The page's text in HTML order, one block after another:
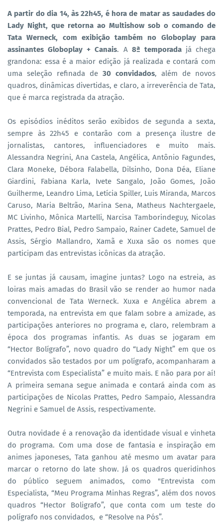
A partir do dia 14, às 22h45, é hora de matar as saudades do
Lady Night, que retorna ao Multishow sob o comando de
Tata Werneck, com exibição também no Globoplay para
assinantes Globoplay + Canais. A8ª temporada já chega
grandona: essa é a maior edição já realizada e contará com
uma seleção refinada de 30 convidados, além de novos
quadros, dinâmicas divertidas, e claro, a irreverência de Tata,
que é marca registrada da atração.
Os episódios inéditos serão exibidos de segunda a sexta,
sempre às 22h45 e contarão com a presença ilustre de
jornalistas, cantores, influenciadores e muito mais.
Alessandra Negrini, Ana Castela, Angélica, Antônio Fagundes,
Clara Moneke, Débora Falabella, Dilsinho, Dona Déa, Eliane
Giardini, Fabiana Karla, Ivete Sangalo, João Gomes, João
Guilherme, Leandro Lima, Letícia Spiller, Luis Miranda, Marcos
Caruso, Maria Beltrão, Marina Sena, Matheus Nachtergaele,
MC Livinho, Mônica Martelli, Narcisa Tamborindeguy, Nicolas
Prattes, Pedro Bial, Pedro Sampaio, Rainer Cadete, Samuel de
Assis, Sérgio Mallandro, Xamã e Xuxa são os nomes que
participam das entrevistas icônicas da atração.
E se juntas já causam, imagine juntas? Logo na estreia, as
loiras mais amadas do Brasil vão se render ao humor nada
convencional de Tata Werneck. Xuxa e Angélica abrem a
temporada, na entrevista em que falam sobre a amizade, as
participações anteriores no programa e, claro, relembram a
época dos programas infantis. As duas se jogaram em
“Hector Bolígrafo”, novo quadro do “Lady Night” em que os
convidados são testados por um polígrafo, acompanharam a
“Entrevista com Especialista” e muito mais. E não para por aí!
A primeira semana segue animada e contará ainda com as
participações de Nicolas Prattes, Pedro Sampaio, Alessandra
Negrini e Samuel de Assis, respectivamente.
Outra novidade é a renovação da identidade visual e vinheta
do programa. Com uma dose de fantasia e inspiração em
animes japoneses, Tata ganhou até mesmo um avatar para
marcar o retorno do late show. Já os quadros queridinhos
do público seguem animados, como "Entrevista com
Especialista, “Meu Programa Minhas Regras”, além dos novos
quadros “Hector Boligrafo”, que conta com um teste do
polígrafo nos convidados, e “Resolve na Pós”.